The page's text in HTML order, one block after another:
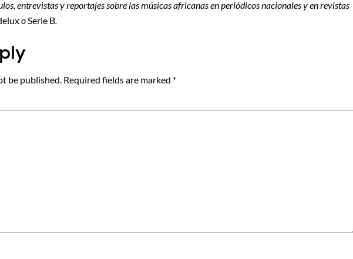
entrevistas y reportajes sobre las músicas africanas en periódicos nacionales y enrevistas
oSerie B.
be published. Required fields are marked *